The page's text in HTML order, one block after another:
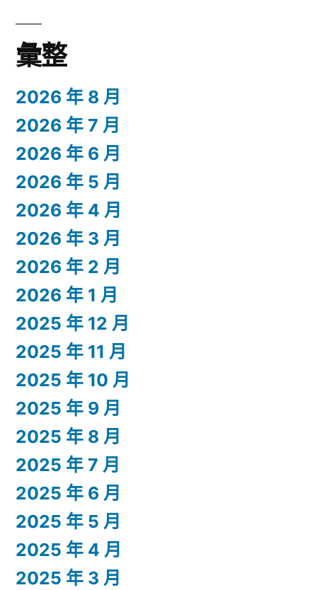
彙整
2026 年 8 月
2026 年 7 月
2026 年 6 月
2026 年 5 月
2026 年 4 月
2026 年 3 月
2026 年 2 月
2026 年 1 月
2025 年 12 月
2025 年 11 月
2025 年 10 月
2025 年 9 月
2025 年 8 月
2025 年 7 月
2025 年 6 月
2025 年 5 月
2025 年 4 月
2025 年 3 月